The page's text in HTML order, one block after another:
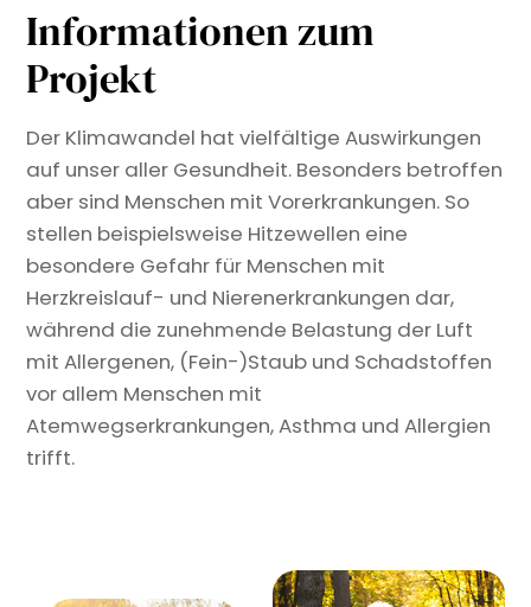
Informationen zum
Projekt
Der Klimawandel hat vielfältige Auswirkungen
auf unser aller Gesundheit. Besonders betroffen
aber sind Menschen mit Vorerkrankungen. So
stellen beispielsweise Hitzewellen eine
besondere Gefahr für Menschen mit
Herzkreislauf- und Nierenerkrankungen dar,
während die zunehmende Belastung der Luft
mit Allergenen, (Fein-)Staub und Schadstoffen
vor allem Menschen mit
Atemwegserkrankungen, Asthma und Allergien
trifft.